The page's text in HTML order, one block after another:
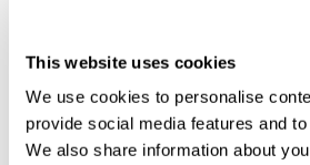
This website uses cookies
We use cookies to personalise
provide social media features and
We also share information about
Mocne punkty
Czynnik chłodniczy R290 -
chłodniczy jest czystym
Zmniejszony ładunek chłodziwa
Pokaż więcej